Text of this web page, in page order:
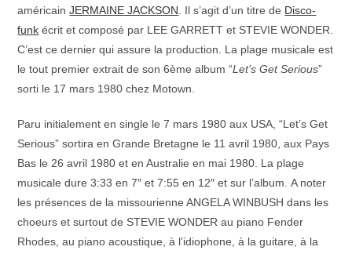
américainJERMAINE JACKSON . Il s’agit d’un titre de Disco-
funk écrit et composé par LEE GARRETT et STEVIE WONDER.
C’est ce dernier qui assure la production. La plage musicale est
le tout premier extrait de son 6ème album “Let’s Get Serious”
sorti le 17 mars 1980 chez Motown.
Paru initialement en single le 7 mars 1980 aux USA, “Let’s Get
Serious” sortira en Grande Bretagne le 11 avril 1980, aux Pays
Bas le 26 avril 1980 et en Australie en mai 1980. La plage
musicale dure 3:33 en 7″ et 7:55 en 12″ et sur l’album. A noter
les présences de la missourienne ANGELA WINBUSH dans les
choeurs et surtout de STEVIE WONDER au piano Fender
Rhodes, au piano acoustique, à l’idiophone, à la guitare, à la